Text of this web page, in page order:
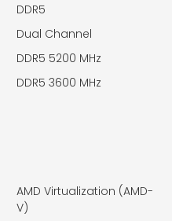
DDR5
Dual Channel
DDR5 5200 MHz
DDR5 3600 MHz
AMD Virtualization (AMD-
V)